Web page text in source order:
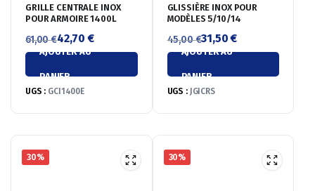
GRILLE CENTRALE INOX
POUR ARMOIRE 1400L
61,00€
Le
prix
initial
42,70€
Le
prix
actuel
AJOUTER AU
PANIER
UGS : GCI1400E
GLISSIÈRE INOX POUR
MODÈLES 5/10/14
45,00€
Le
prix
initial
31,50€
Le
prix
actuel
AJOUTER AU
PANIER
UGS : JGICRS
30% 30%